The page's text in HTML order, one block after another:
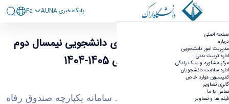
صفحه اصلی
درباره
مدیریت امور دانشجویی
اداره تربیت بدنی
مرکز مشاوره و سبک زندگی
اداره سلامت دانشجویان
کمیسیون موارد خاص
گالری تصاویر
تماس با ما
فیلم ها و تصاویر
پايگاه خبری AUNA Fa
اطلاعیه درخواست وام‌های دانشجویی نیمسال دوم
سال تحصیلی 1405-1404 - معاونت دانشجویی
اطلاعیه درخواست وام‌های دانشجویی نیمسال دوم
سال تحصیلی 1405-1404
بدينوسيله به اطلاع می‌رساند سامانه یکپارچه‌ صندوق رفاه